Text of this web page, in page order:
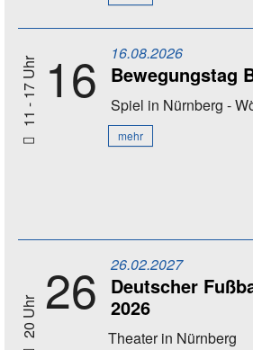
11 - 17 Uhr 16 16.08.2026
Bewegungstag
Spiel in Nürnberg -
mehr
20 Uhr 26 26.02.2027
Deutscher
2026
Theaterin Nürnberg